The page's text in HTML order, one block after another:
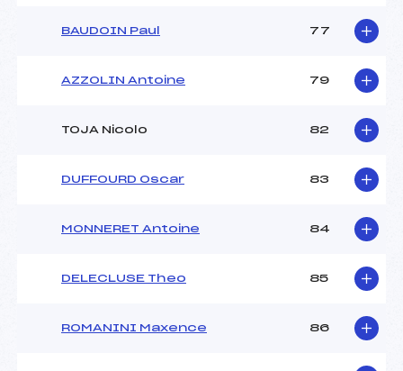
BAUDOIN Paul 77
AZZOLIN Antoine 79
TOJA Nicolo 82
DUFFOURD Oscar 83
MONNERET Antoine 84
DELECLUSE Theo 85
ROMANINI Maxence 86